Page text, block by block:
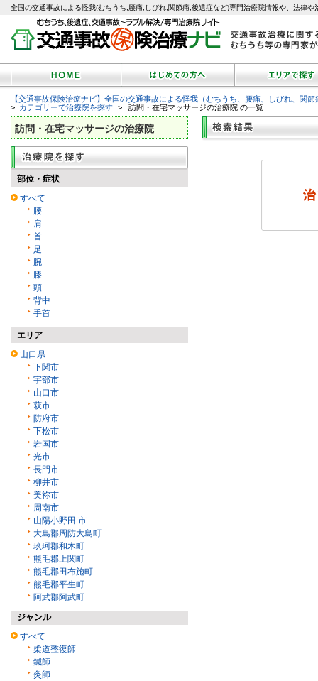
全国の交通事故による怪我(むちうち,腰痛,しびれ,関節痛,後遺症など)専門治療院情報や、法律
【交通事故保険治療ナビ】全国の交通事故による怪我（むちうち、腰痛、しびれ、関
> カテゴリーで治療院を探す > 訪問・在宅マッサージの治療院 の一覧
訪問・在宅マッサージの治療院
部位・症状
すべて
腰
肩
首
足
腕
膝
頭
背中
手首
エリア
山口県
下関市
宇部市
山口市
萩市
防府市
下松市
岩国市
光市
長門市
柳井市
美祢市
周南市
山陽小野田 市
大島郡周防大島町
玖珂郡和木町
熊毛郡上関町
熊毛郡田布施町
熊毛郡平生町
阿武郡阿武町
ジャンル
すべて
柔道整復師
鍼師
灸師